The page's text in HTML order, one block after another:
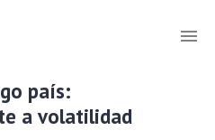
país:
a volatilidad